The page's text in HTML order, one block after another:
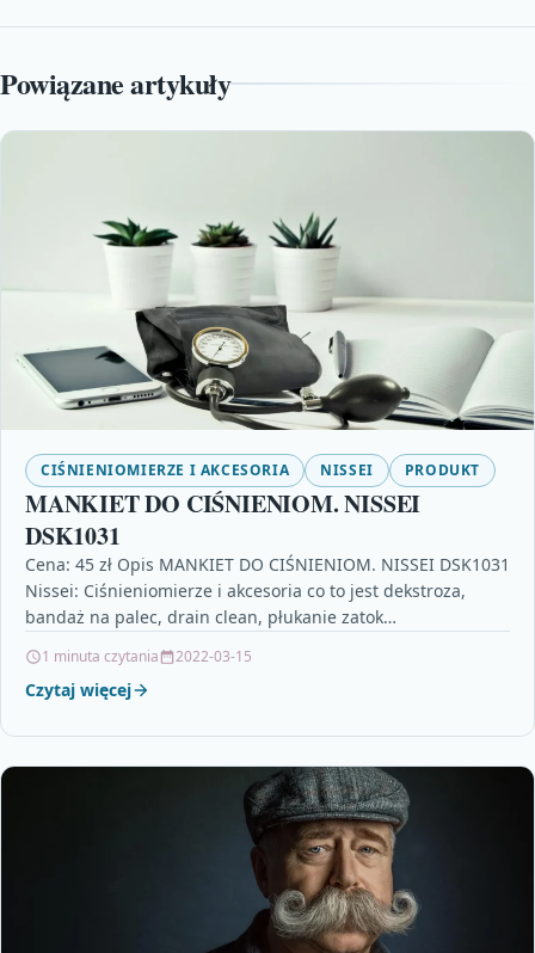
Powiązane artykuły
CIŚNIENIOMIERZE I AKCESORIA NISSEI PRODUKT
MANKIET DO CIŚNIENIOM. NISSEI
DSK1031
Cena: 45 zł Opis MANKIET DO CIŚNIENIOM. NISSEI DSK1031
Nissei: Ciśnieniomierze i akcesoria co to jest dekstroza,
bandaż na palec, drain clean, płukanie zatok…
1 minuta czytania 2022-03-15
Czytaj więcej